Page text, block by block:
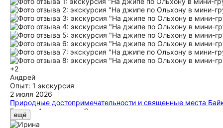
увлекательными, что даже самые сухие факты легко
брата»: Андрей подсказывал, где лучше сделать фото, и
любит эти края. Маршрут был продуман до мелочей —
при этом успели увидеть максимум интересного. Отдельно
хотел подольше побыть на смотровой площадке, они без
передохнуть. Благодаря этому в поездке не было ни
открылся для нас с новой стороны, а воспоминания
и с радостью порекомендуем друзьям!
+2
Андрей
Опыт: 1 экскурсия
2 июля 2026
Природные достопримечательности и священные места
Ездил с Алексеем на Ольхон в прошлом году за один день,
Комфортный автомобиль, интересный рассказ об острове
ещё